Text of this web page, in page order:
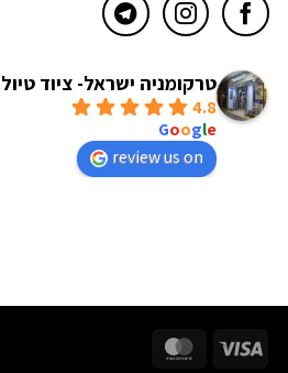
טרקומניה ישראל- ציוד
4.8
Google
review us on
Visa